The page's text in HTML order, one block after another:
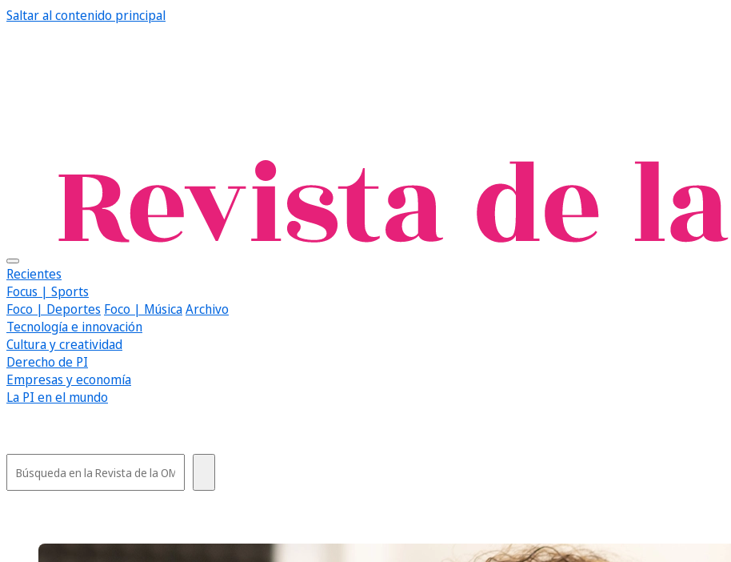
Saltar al contenido principal
Recientes
Focus | Sports
Foco | Deportes Foco | MúsicaArchivo
Tecnología e innovación
Cultura y creatividad
Derecho de PI
Empresas y economía
La PI en el mundo